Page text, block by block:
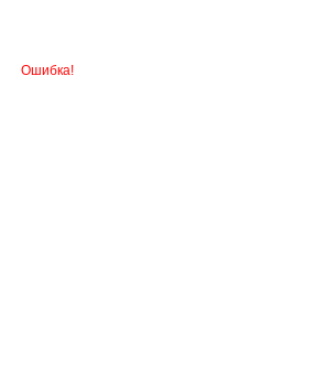
Ошибка!